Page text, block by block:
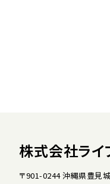
株式会社ライ
〒901-0244 沖縄県豊見